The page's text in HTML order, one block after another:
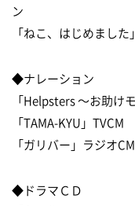
ン
「ねこ、はじめました」
◆ナレーション
「Helpsters 〜お助け
「TAMA-KYU」TVCM
「ガリバー」ラジオCM
◆ドラマＣＤ